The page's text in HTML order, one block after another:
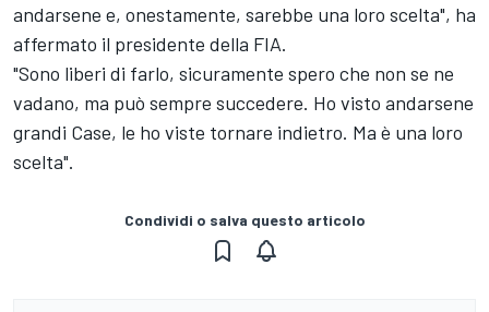
andarsene e, onestamente, sarebbe una loro scelta", ha
affermato il presidente della FIA.
"Sono liberi di farlo, sicuramente spero che non se ne
vadano, ma può sempre succedere. Ho visto andarsene
grandi Case, le ho viste tornare indietro. Ma è una loro
scelta".
Condividi o salva questo articolo